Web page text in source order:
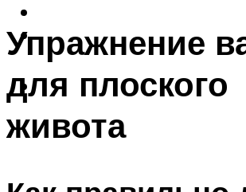
ФИТНЕС
МЕНЮ
Упражнение
для плоского
живота